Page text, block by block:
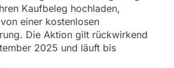
Kaufbeleg hochladen,
einer kostenlosen
Die Aktion gilt rückwirkend
2025 und läuft bis